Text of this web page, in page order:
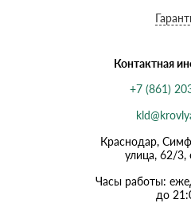
Контактная
+7 (861)
Краснодар,
улица, 62/3,
Часы работы:
до